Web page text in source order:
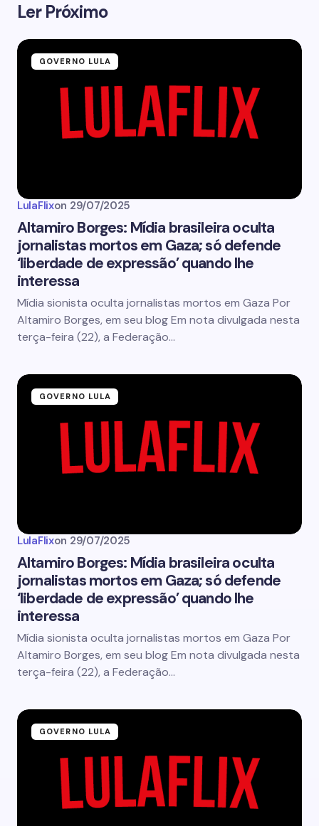
Ler Próximo
GOVERNO LULA
LulaFlixon 29/07/2025
Altamiro Borges: Mídia brasileira oculta
jornalistas mortos em Gaza; só defende
‘liberdade de expressão’ quando lhe
interessa
Mídia sionista oculta jornalistas mortos em Gaza Por
Altamiro Borges, em seu blog Em nota divulgada nesta
terça-feira (22), a Federação…
GOVERNO LULA
LulaFlixon 29/07/2025
Altamiro Borges: Mídia brasileira oculta
jornalistas mortos em Gaza; só defende
‘liberdade de expressão’ quando lhe
interessa
Mídia sionista oculta jornalistas mortos em Gaza Por
Altamiro Borges, em seu blog Em nota divulgada nesta
terça-feira (22), a Federação…
GOVERNO LULA